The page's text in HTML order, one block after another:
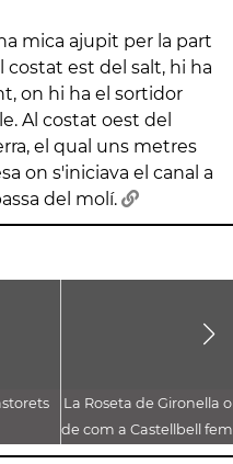
del molí.
La Roseta de Gironella o
de com a Castellbell fem
borbons a la graella